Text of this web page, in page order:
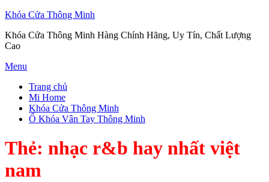
Khóa Cửa Thông Minh
Khóa Cửa Thông Minh Hàng Chính Hãng, Uy Tín, Chất Lượng
Cao
Skip
content
Menu
Trang chủ
Mi Home
Khóa Cửa Thông Minh
Ổ Khóa Vân Tay Thông Minh
Thẻ: nhạc r&b hay nhất việt
nam